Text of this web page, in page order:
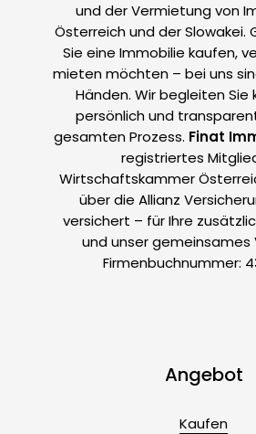
und der Vermietung von
Österreich und der Slowakei.
Sie eine Immobilie kaufen,
mieten möchten – bei uns
Händen. Wir begleiten
persönlich und
gesamten Prozess. Finat
registriertes
Wirtschaftskammer
über die Allianz
versichert – für Ihre
und unser gemeinsames
Firmenbuchnummer:
Angebot
Kaufen